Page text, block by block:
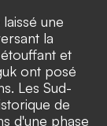
une
la
et
ont posé
Les Sud-
de
d'une phase